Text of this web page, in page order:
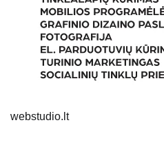
webstudio.lt